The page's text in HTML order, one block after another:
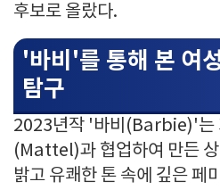
후보로 올랐다.
'바비'를 통해 본 여
탐구
2023년작 '바비(Barbie)'는
(Mattel)과 협업하여 만든
밝고 유쾌한 톤 속에 깊은 페